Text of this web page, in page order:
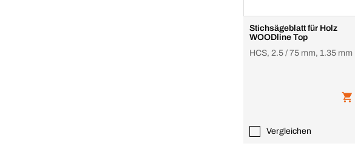
Stichsägeblatt für Holz
WOODline Top
HCS, 2.5 / 75 mm, 1.35 mm
Vergleichen